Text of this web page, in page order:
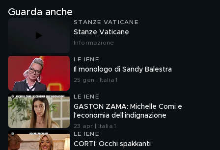
Guarda anche
STANZE VATICANE
Stanze Vaticane
Informazione
LE IENE
Il monologo di Sandy Balestra
25 gen | Italia 1
LE IENE
GASTON ZAMA: Michelle Comi e
l'economia dell'indignazione
23 apr | Italia 1
LE IENE
CORTI: Occhi spakkanti